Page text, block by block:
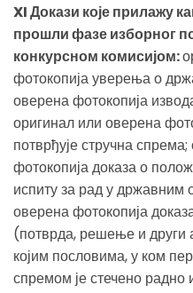
XI Докази које прилажу
прошли фазе изборног
конкурсном комисијом:
фотокопија уверења о
оверена фотокопија
оригинал или оверена
потврђује стручна
фотокопија доказа о
испиту за рад у државним
оверена фотокопија
(потврда, решење и други
којим пословима, у ком
спремом је стечено радно